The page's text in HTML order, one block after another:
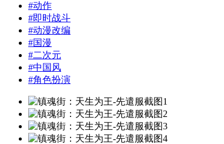
#动作
#即时战斗
#动漫改编
#国漫
#二次元
#中国风
#角色扮演